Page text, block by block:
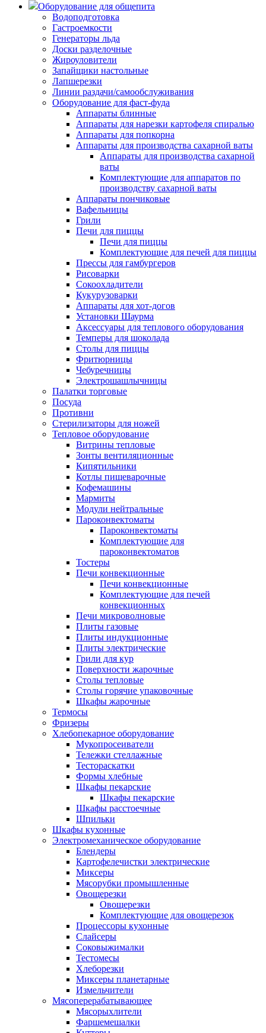
Оборудование для общепита
Водоподготовка
Гастроемкости
Генераторы льда
Доски разделочные
Жироуловители
Запайщики настольные
Лапшерезки
Линии раздачи/самообслуживания
Оборудование для фаст-фуда
Аппараты блинные
Аппараты для нарезки картофеля спиралью
Аппараты для попкорна
Аппараты для производства сахарной ваты
Аппараты для производства сахарной
ваты
Комплектующие для аппаратов по
производству сахарной ваты
Аппараты пончиковые
Вафельницы
Грили
Печи для пиццы
Печи для пиццы
Комплектующие для печей для пиццы
Прессы для гамбургеров
Рисоварки
Сокоохладители
Кукурузоварки
Аппараты для хот-догов
Установки Шаурма
Аксессуары для теплового оборудования
Темперы для шоколада
Столы для пиццы
Фритюрницы
Чебуречницы
Электрошашлычницы
Палатки торговые
Посуда
Противни
Стерилизаторы для ножей
Тепловое оборудование
Витрины тепловые
Зонты вентиляционные
Кипятильники
Котлы пищеварочные
Кофемашины
Мармиты
Модули нейтральные
Пароконвектоматы
Пароконвектоматы
Комплектующие для
пароконвектоматов
Тостеры
Печи конвекционные
Печи конвекционные
Комплектующие для печей
конвекционных
Печи микроволновые
Плиты газовые
Плиты индукционные
Плиты электрические
Грили для кур
Поверхности жарочные
Столы тепловые
Столы горячие упаковочные
Шкафы жарочные
Термосы
Фризеры
Хлебопекарное оборудование
Мукопросеиватели
Тележки стеллажные
Тестораскатки
Формы хлебные
Шкафы пекарские
Шкафы пекарские
Шкафы расстоечные
Шпильки
Шкафы кухонные
Электромеханическое оборудование
Блендеры
Картофелечистки электрические
Миксеры
Мясорубки промышленные
Овощерезки
Овощерезки
Комплектующие для овощерезок
Процессоры кухонные
Слайсеры
Соковыжималки
Тестомесы
Хлеборезки
Миксеры планетарные
Измельчители
Мясоперерабатывающее
Мясорыхлители
Фаршемешалки